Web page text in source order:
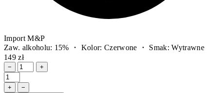
Import M&P
Zaw. alkoholu: 15% ・ Kolor: Czerwone ・ Smak: Wytrawne
149 zł
− +
+ −